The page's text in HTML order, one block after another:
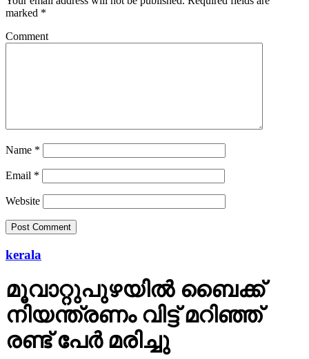
marked *
Comment
Name *
Email *
Website
kerala
മൂവാറ്റുപുഴയില്‍ ബൈക്ക്
നിയന്ത്രണം വിട്ട് മറിഞ്ഞ്
രണ്ട് പേര്‍ മരിച്ചു